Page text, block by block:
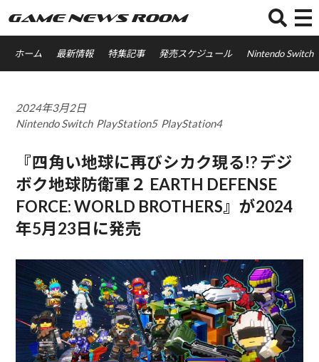
GAME NEWS ROOM
ホーム 最新情報 特集記事 発売スケジュール Nintendo Switch
2024年3月2日
Nintendo Switch PlayStation5 PlayStation4
『四角い地球に再びシカク現る!? デジ
ボク地球防衛軍２ EARTH DEFENSE
FORCE: WORLD BROTHERS』が2024
年5月23日に発売